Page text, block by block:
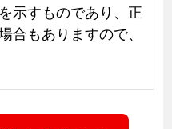
示すものであり、正
合もありますので、